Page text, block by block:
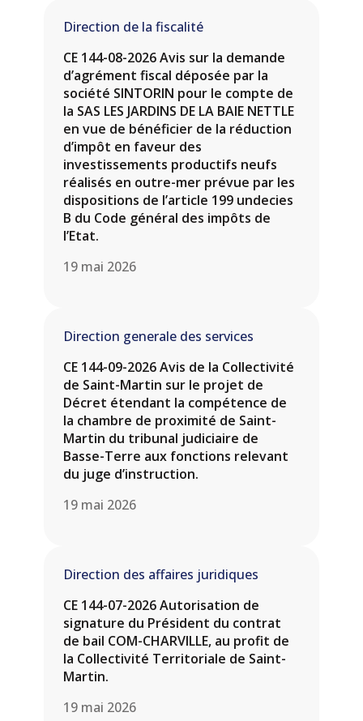
Direction de la fiscalité
CE 144-08-2026 Avis sur la demande
d’agrément fiscal déposée par la
société SINTORIN pour le compte de
la SAS LES JARDINS DE LA BAIE NETTLE
en vue de bénéficier de la réduction
d’impôt en faveur des
investissements productifs neufs
réalisés en outre-mer prévue par les
dispositions de l’article 199 undecies
B du Code général des impôts de
l’Etat.
19 mai 2026
Direction generale des services
CE 144-09-2026 Avis de la Collectivité
de Saint-Martin sur le projet de
Décret étendant la compétence de
la chambre de proximité de Saint-
Martin du tribunal judiciaire de
Basse-Terre aux fonctions relevant
du juge d’instruction.
19 mai 2026
Direction des affaires juridiques
CE 144-07-2026 Autorisation de
signature du Président du contrat
de bail COM-CHARVILLE, au profit de
la Collectivité Territoriale de Saint-
Martin.
19 mai 2026